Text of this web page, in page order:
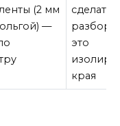
(2 мм
—
сделать
это
края